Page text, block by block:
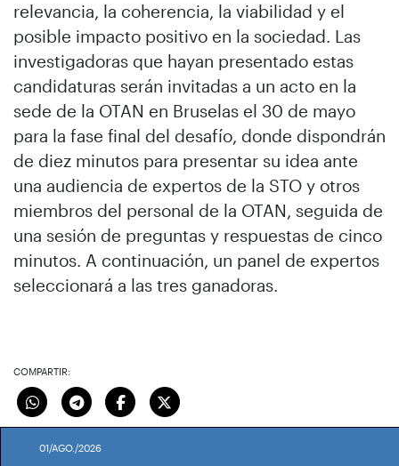
relevancia, la coherencia, la viabilidad y el
posible impacto positivo en la sociedad. Las
investigadoras que hayan presentado estas
candidaturas serán invitadas a un acto en la
sede de la OTAN en Bruselas el 30 de mayo
para la fase final del desafío, donde dispondrán
de diez minutos para presentar su idea ante
una audiencia de expertos de la STO y otros
miembros del personal de la OTAN, seguida de
una sesión de preguntas y respuestas de cinco
minutos. A continuación, un panel de expertos
seleccionará a las tres ganadoras.
COMPARTIR:
01/AGO./2026